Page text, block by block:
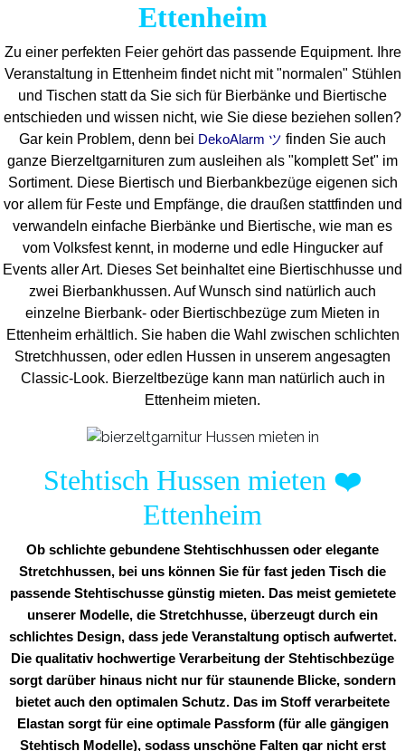
Ettenheim
Zu einer perfekten Feier gehört das passende Equipment.
Ihre
Veranstaltung in Ettenheim findet nicht mit "normalen" Stühlen
und Tischen statt da Sie sich für Bierbänke und Biertische
entschieden und wissen nicht, wie Sie diese beziehen sollen?
Gar kein Problem, denn bei DekoAlarm ツ finden Sie auch
ganze Bierzeltgarnituren zum ausleihen als "komplett Set" im
Sortiment. Diese Biertisch und Bierbankbezüge eigenen sich
vor allem für Feste und Empfänge, die draußen stattfinden und
verwandeln einfache Bierbänke und Biertische, wie man es
vom Volksfest kennt, in moderne und edle Hingucker auf
Events aller Art. Dieses Set beinhaltet eine Biertischhusse und
zwei Bierbankhussen. Auf Wunsch sind natürlich auch
einzelne Bierbank- oder Biertischbezüge zum Mieten in
Ettenheim erhältlich. Sie haben die Wahl zwischen schlichten
Stretchhussen, oder edlen Hussen in unserem angesagten
Classic-Look. Bierzeltbezüge kann man natürlich auch in
Ettenheim mieten.
Stehtisch Hussen mieten ❤️
Ettenheim
Ob schlichte gebundene Stehtischhussen oder elegante
Stretchhussen, bei uns können Sie für fast jeden Tisch die
passende Stehtischusse günstig mieten. Das meist gemietete
unserer Modelle, die Stretchhusse, überzeugt durch ein
schlichtes Design, dass jede Veranstaltung optisch aufwertet.
Die qualitativ hochwertige Verarbeitung der Stehtischbezüge
sorgt darüber hinaus nicht nur für staunende Blicke, sondern
bietet auch den optimalen Schutz. Das im Stoff verarbeitete
Elastan sorgt für eine optimale Passform (für alle gängigen
Stehtisch Modelle), sodass unschöne Falten gar nicht erst